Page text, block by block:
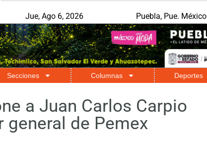
Jue, Ago 6, 2026 Puebla, Pue. México
Secciones Columnas Deportes
a Juan Carlos Carpio
general de Pemex